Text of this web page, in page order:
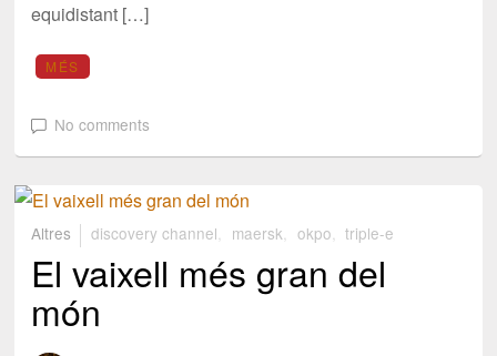
equidistant […]
MÉS
No comments
Altres discovery channel maersk okpo triple-e
El vaixell més gran del
món